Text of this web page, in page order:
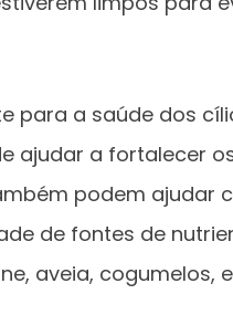
para a saúde dos
ajudar a fortalecer
podem ajudar
de fontes de
aveia, cogumelos,